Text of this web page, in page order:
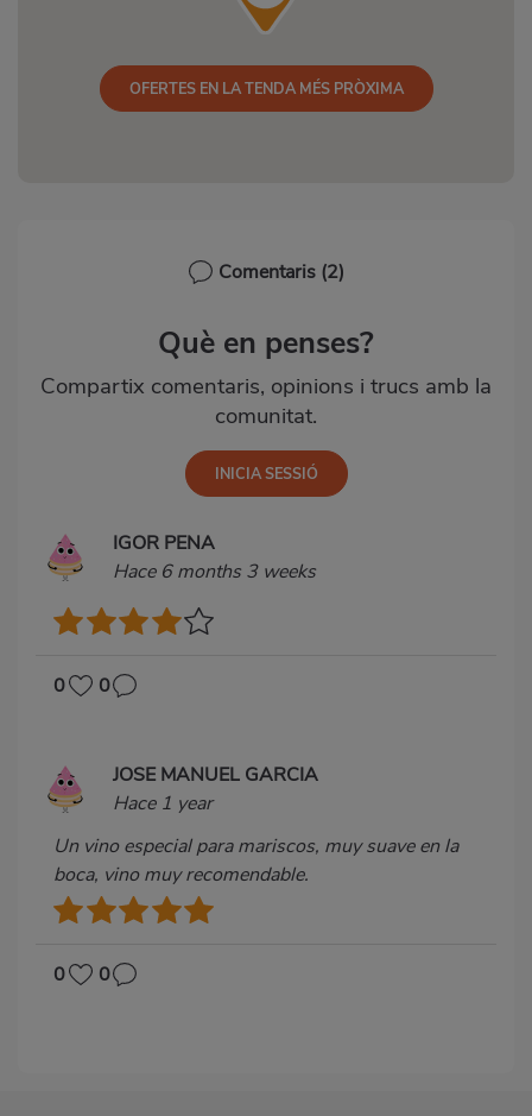
OFERTES EN LA TENDA MÉS PRÒXIMA
Comentaris (2)
Què en penses?
Compartix comentaris, opinions i trucs amb la
comunitat.
IGOR PENA
Hace 6 months 3 weeks
0 0
JOSE MANUEL GARCIA
Hace 1 year
Un vino especial para mariscos, muy suave en la
boca, vino muy recomendable.
0 0